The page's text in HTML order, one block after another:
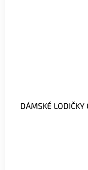
DÁMSKÉ